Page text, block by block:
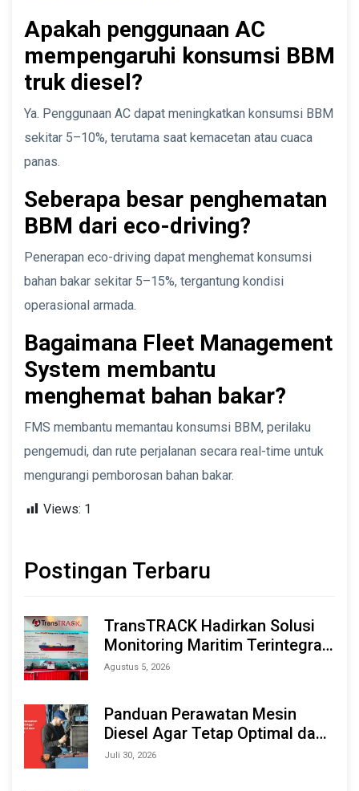
Apakah penggunaan AC
mempengaruhi konsumsi BBM
truk diesel?
Ya. Penggunaan AC dapat meningkatkan konsumsi BBM
sekitar 5–10%, terutama saat kemacetan atau cuaca
panas.
Seberapa besar penghematan
BBM dari eco-driving?
Penerapan eco-driving dapat menghemat konsumsi
bahan bakar sekitar 5–15%, tergantung kondisi
operasional armada.
Bagaimana Fleet Management
System membantu
menghemat bahan bakar?
FMS membantu memantau konsumsi BBM, perilaku
pengemudi, dan rute perjalanan secara real-time untuk
mengurangi pemborosan bahan bakar.
Views: 1
Postingan Terbaru
TransTRACK Hadirkan Solusi
Monitoring Maritim Terintegrasi
Berbasis AI & IoT di Indonesia
2026
Agustus 5, 2026
Panduan Perawatan Mesin
Diesel Agar Tetap Optimal dan
Tahan Lama
Juli 30, 2026